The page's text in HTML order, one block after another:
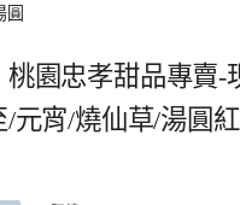
圓
桃園忠孝甜品專
元宵/燒仙草/湯圓